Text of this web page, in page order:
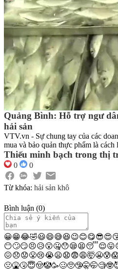
Quảng Bình: Hỗ trợ ngư
hải sản
VTV.vn - Sự chung tay của các
mua và bảo quản thực phẩm là
Thiếu minh bạch trong thị
0 0
Từ khóa: hải sản khô
Bình luận (0)
😀😁😂🤣😃😄😅😆😉😊😋😎😍
😶🙄😏😣😥😮🤐😯😪😫😴😌😛
😖😞😟😤😢😭😦😧😨😩🤯😬😰
🤢🤮🤧😇🤠🤡🥳🥴🥺🤥🤫🤭🧐🤓